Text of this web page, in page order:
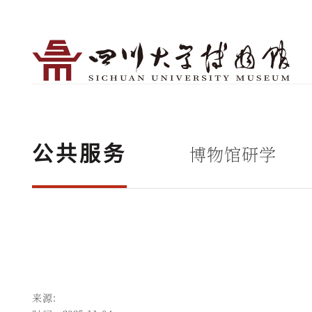
公共服务 博物馆研学
来源：